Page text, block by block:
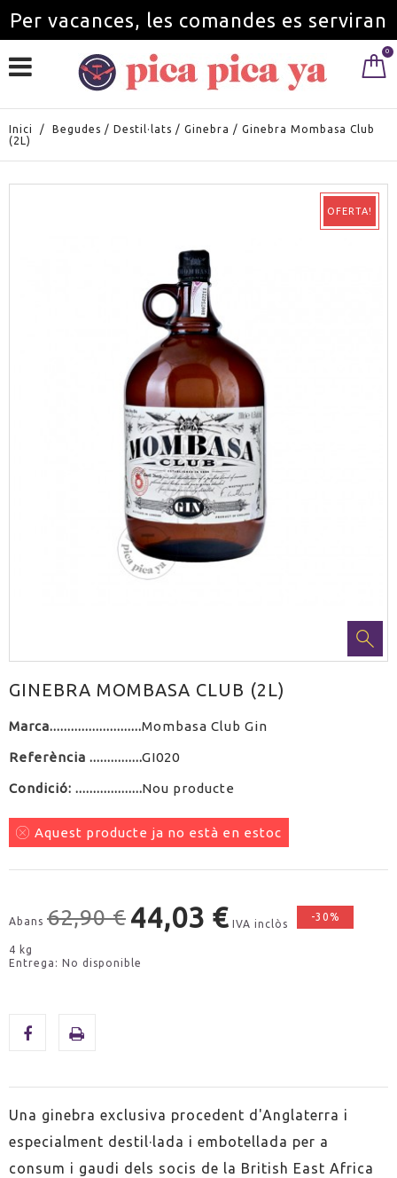
Per vacances, les comandes es serviran
a partir de l'1 de setembre.
0
Inici / Begudes / Destil·lats / Ginebra / Ginebra Mombasa Club
(2L)
OFERTA!
GINEBRA MOMBASA CLUB (2L)
Marca Mombasa Club Gin
Referència GI020
Condició: Nou producte
Aquest producte ja no està en estoc
Abans 62,90 € 44,03 € IVA inclòs
-30%
4 kg
Entrega: No disponible
Una ginebra exclusiva procedent d'Anglaterra i
especialment destil·lada i embotellada per a
consum i gaudi dels socis de la British East Africa